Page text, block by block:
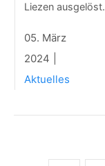
Liezen ausgelöst.
05. März
2024
Aktuelles